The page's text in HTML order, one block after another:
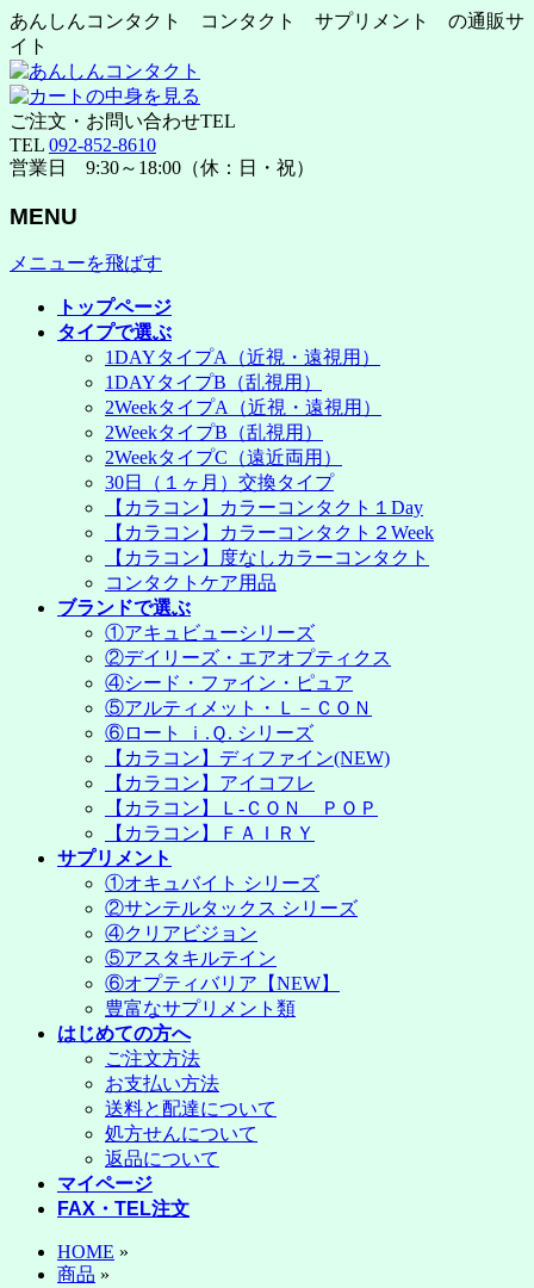
あんしんコンタクト コンタクト サプリメント の通販サ
イト
ご注文・お問い合わせTEL
TEL 092-852-8610
営業日 9:30～18:00（休：日・祝）
MENU
メニューを飛ばす
トップページ
タイプで選ぶ
1DAYタイプA（近視・遠視用）
1DAYタイプB（乱視用）
2WeekタイプA（近視・遠視用）
2WeekタイプB（乱視用）
2WeekタイプC（遠近両用）
30日（１ヶ月）交換タイプ
【カラコン】カラーコンタクト１Day
【カラコン】カラーコンタクト２Week
【カラコン】度なしカラーコンタクト
コンタクトケア用品
ブランドで選ぶ
①アキュビューシリーズ
②デイリーズ・エアオプティクス
④シード・ファイン・ピュア
⑤アルティメット・Ｌ－ＣＯＮ
⑥ロート ｉ.Ｑ. シリーズ
【カラコン】ディファイン(NEW)
【カラコン】アイコフレ
【カラコン】Ｌ-ＣＯＮ ＰＯＰ
【カラコン】ＦＡＩＲＹ
サプリメント
①オキュバイト シリーズ
②サンテルタックス シリーズ
④クリアビジョン
⑤アスタキルテイン
⑥オプティバリア【NEW】
豊富なサプリメント類
はじめての方へ
ご注文方法
お支払い方法
送料と配達について
処方せんについて
返品について
マイページ
FAX・TEL注文
HOME »
商品 »